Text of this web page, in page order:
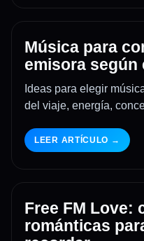
Música para
emisora según
Ideas para elegir
del viaje, energía,
LEER ARTÍCULO →
Free FM Love:
románticas